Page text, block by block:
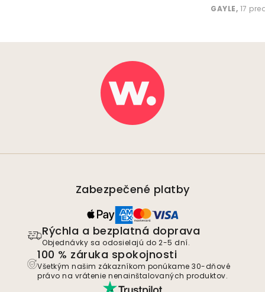
GAYLE, 17
Zabezpečené platby
Rýchla a bezplatná doprava
Objednávky sa odosielajú do 2-5 dní.
100 % záruka spokojnosti
Všetkým našim zákazníkom ponúkame 30-dňové
právo na vrátenie nenainštalovaných produktov.